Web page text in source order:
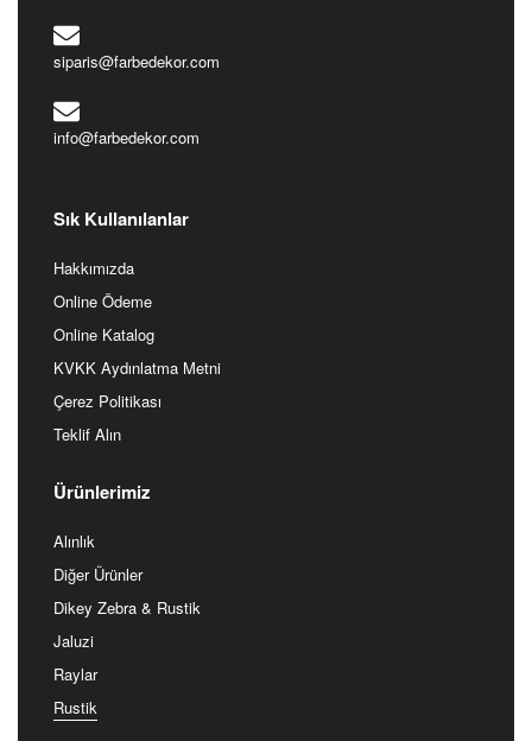
siparis@farbedekor.com
info@farbedekor.com
Sık Kullanılanlar
Hakkımızda
Online Ödeme
Online Katalog
KVKK Aydınlatma Metni
Çerez Politikası
Teklif Alın
Ürünlerimiz
Alınlık
Diğer Ürünler
Dikey Zebra & Rustik
Jaluzi
Raylar
Rustik